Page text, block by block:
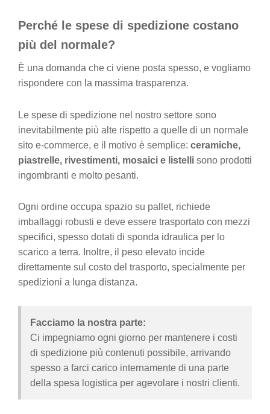
Perché le spese di spedizione costano
più del normale?
È una domanda che ci viene posta spesso, e vogliamo
rispondere con la massima trasparenza.
Le spese di spedizione nel nostro settore sono
inevitabilmente più alte rispetto a quelle di un normale
sito e-commerce, e il motivo è semplice: ceramiche,
piastrelle, rivestimenti, mosaici e listelli sono prodotti
ingombranti e molto pesanti.
Ogni ordine occupa spazio su pallet, richiede
imballaggi robusti e deve essere trasportato con mezzi
specifici, spesso dotati di sponda idraulica per lo
scarico a terra. Inoltre, il peso elevato incide
direttamente sul costo del trasporto, specialmente per
spedizioni a lunga distanza.
Facciamo la nostra parte:
Ci impegniamo ogni giorno per mantenere i costi
di spedizione più contenuti possibile, arrivando
spesso a farci carico internamente di una parte
della spesa logistica per agevolare i nostri clienti.